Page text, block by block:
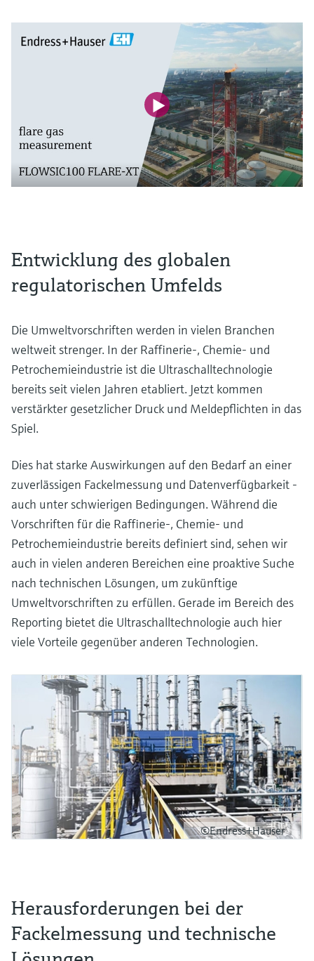
Entwicklung des globalen
regulatorischen Umfelds
Die Umweltvorschriften werden in vielen Branchen
weltweit strenger. In der Raffinerie-, Chemie- und
Petrochemieindustrie ist die Ultraschalltechnologie
bereits seit vielen Jahren etabliert. Jetzt kommen
verstärkter gesetzlicher Druck und Meldepflichten in das
Spiel.
Dies hat starke Auswirkungen auf den Bedarf an einer
zuverlässigen Fackelmessung und Datenverfügbarkeit -
auch unter schwierigen Bedingungen. Während die
Vorschriften für die Raffinerie-, Chemie- und
Petrochemieindustrie bereits definiert sind, sehen wir
auch in vielen anderen Bereichen eine proaktive Suche
nach technischen Lösungen, um zukünftige
Umweltvorschriften zu erfüllen. Gerade im Bereich des
Reporting bietet die Ultraschalltechnologie auch hier
viele Vorteile gegenüber anderen Technologien.
©Endress+Hauser
Herausforderungen bei der
Fackelmessung und technische